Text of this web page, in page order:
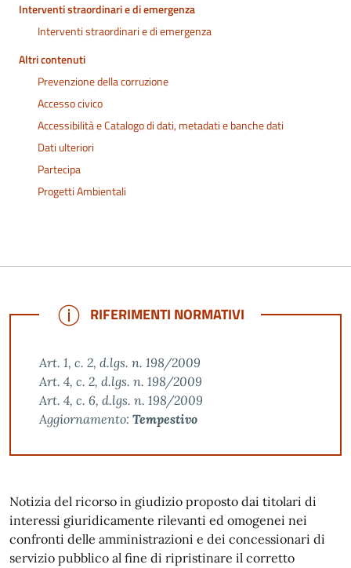
Interventi straordinari e di emergenza
Interventi straordinari e di emergenza
Altri contenuti
Prevenzione della corruzione
Accesso civico
Accessibilità e Catalogo di dati, metadati e banche dati
Dati ulteriori
Partecipa
Progetti Ambientali
NOTE
RIFERIMENTI NORMATIVI
Art. 1, c. 2, d.lgs. n. 198/2009
Art. 4, c. 2, d.lgs. n. 198/2009
Art. 4, c. 6, d.lgs. n. 198/2009
Aggiornamento: Tempestivo
Notizia del ricorso in giudizio proposto dai titolari di
interessi giuridicamente rilevanti ed omogenei nei
confronti delle amministrazioni e dei concessionari di
servizio pubblico al fine di ripristinare il corretto